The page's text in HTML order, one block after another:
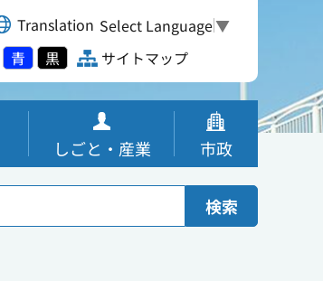
Translation Select Language▼
青 黒 サイトマップ
しごと・産業 市政
検索